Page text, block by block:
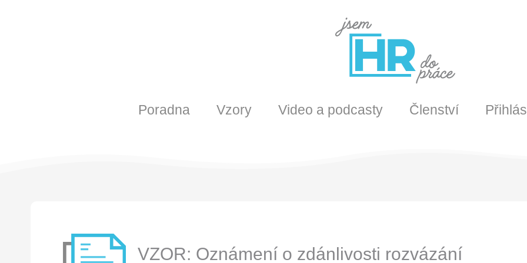
Poradna Vzory Video a podcasty Členství
VZOR: Oznámení o zdánlivosti rozvázání